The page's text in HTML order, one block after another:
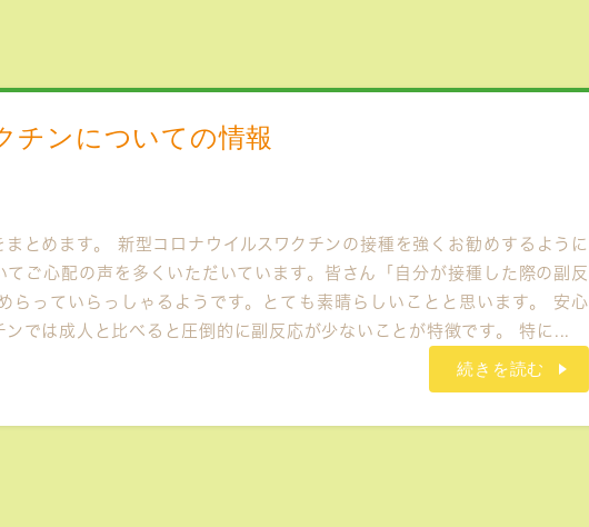
チンについての情報
とめます。 新型コロナウイルスワクチンの接種を強くお勧めするように
ご心配の声を多くいただいています。皆さん「自分が接種した際の副反
らっていらっしゃるようです。とても素晴らしいことと思います。 安心
ンでは成人と比べると圧倒的に副反応が少ないことが特徴です。 特に...
続きを読む